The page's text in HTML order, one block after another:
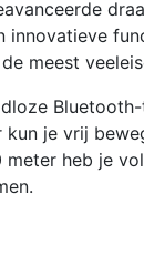
meest
je vrij
heb je